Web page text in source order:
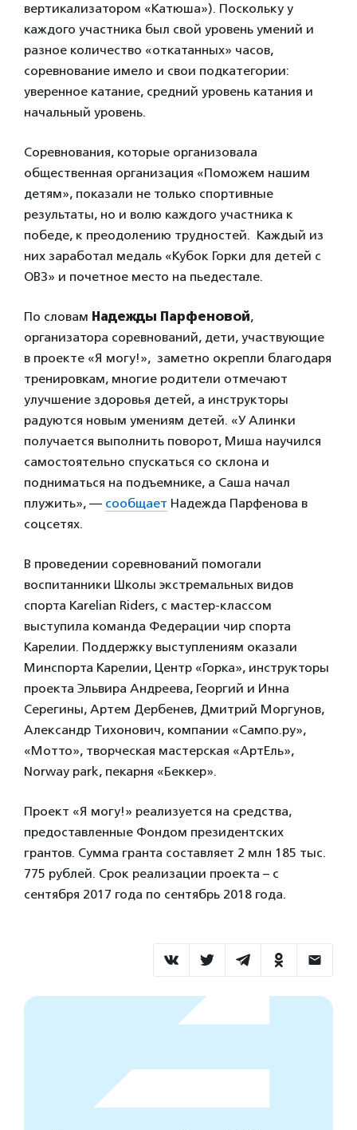
вертикализатором «Катюша»). Поскольку у
каждого участника был свой уровень умений и
разное количество «откатанных» часов,
соревнование имело и свои подкатегории:
уверенное катание, средний уровень катания и
начальный уровень.
Соревнования, которые организовала
общественная организация «Поможем нашим
детям», показали не только спортивные
результаты, но и волю каждого участника к
победе, к преодолению трудностей. Каждый из
них заработал медаль «Кубок Горки для детей с
ОВЗ» и почетное место на пьедестале.
По словам Надежды Парфеновой,
организатора соревнований, дети, участвующие
в проекте «Я могу!», заметно окрепли благодаря
тренировкам, многие родители отмечают
улучшение здоровья детей, а инструкторы
радуются новым умениям детей. «У Алинки
получается выполнить поворот, Миша научился
самостоятельно спускаться со склона и
подниматься на подъемнике, а Саша начал
плужить», — сообщает Надежда Парфенова в
соцсетях.
В проведении соревнований помогали
воспитанники Школы экстремальных видов
спорта Karelian Riders, с мастер-классом
выступила команда Федерации чир спорта
Карелии. Поддержку выступлениям оказали
Минспорта Карелии, Центр «Горка», инструкторы
проекта Эльвира Андреева, Георгий и Инна
Серегины, Артем Дербенев, Дмитрий Моргунов,
Александр Тихонович, компании «Сампо.ру»,
«Мотто», творческая мастерская «АртЕль»,
Norway park, пекарня «Беккер».
Проект «Я могу!» реализуется на средства,
предоставленные Фондом президентских
грантов. Сумма гранта составляет 2 млн 185 тыс.
775 рублей. Срок реализации проекта – с
сентября 2017 года по сентябрь 2018 года.